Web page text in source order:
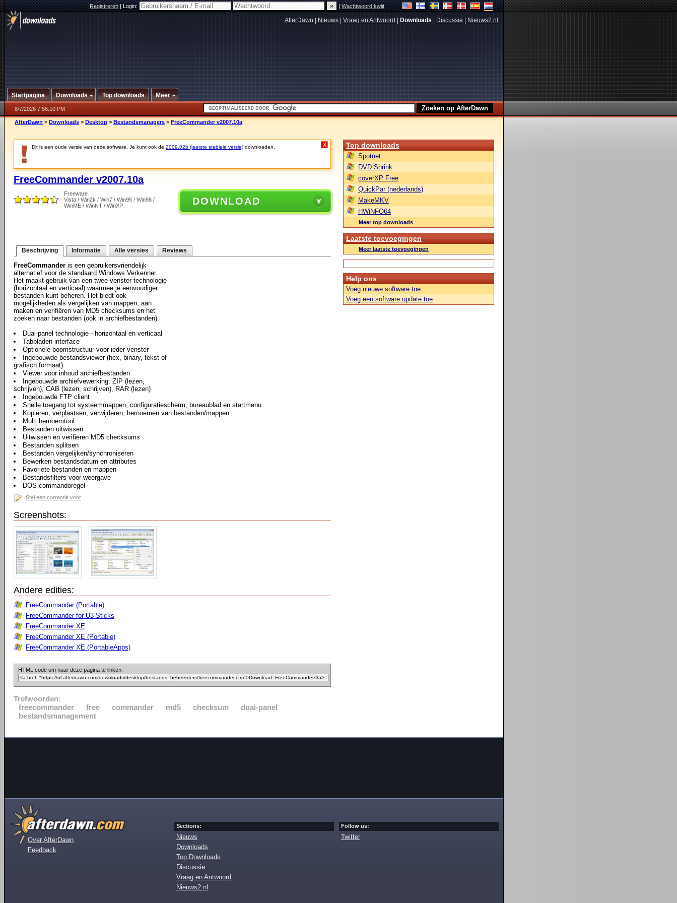
Registreren|Login: |Wachtwoord kwijt
AfterDawn Nieuws Vraag en Antwoord Downloads Discussie Nieuws2.nl
Startpagina Downloads Top downloads Meer
8/7/2026 7:56:10 PM
AfterDawn > Downloads > Desktop > Bestandsmanagers > FreeCommander v2007.10a
Dit is een oude versie van deze software. Je kunt ook de 2009.02b (laatste stabiele versie) downloaden. X
FreeCommander v2007.10a
Freeware
Vista / Win2k / Win7 / Win95 / Win98 /
WinME / WinNT / WinXP
DOWNLOAD
Beschrijving Informatie Alle versies Reviews
FreeCommander is een gebruikersvriendelijk
alternatief voor de standaard Windows Verkenner.
Het maakt gebruik van een twee-venster technologie
(horizontaal en verticaal) waarmee je eenvoudiger
bestanden kunt beheren. Het biedt ook
mogelijkheden als vergelijken van mappen, aan
maken en verifiëren van MD5 checksums en het
zoeken naar bestanden (ook in archiefbestanden).
Dual-panel technologie - horizontaal en verticaal
Tabbladen interface
Optionele boomstructuur voor ieder venster
Ingebouwde bestandsviewer (hex, binary, tekst of
grafisch formaat)
Viewer voor inhoud archiefbestanden
Ingebouwde archiefvewerking: ZIP (lezen,
schrijven), CAB (lezen, schrijven), RAR (lezen)
Ingebouwde FTP client
Snelle toegang tot systeemmappen, configuratiescherm, bureaublad en startmenu
Kopiëren, verplaatsen, verwijderen, hernoemen van bestanden/mappen
Multi hernoemtool
Bestanden uitwissen
Uitwissen en verifiëren MD5 checksums
Bestanden splitsen
Bestanden vergelijken/synchroniseren
Bewerken bestandsdatum en attributes
Favoriete bestanden en mappen
Bestandsfilters voor weergave
DOS commandoregel
Stel een correctie voor
Screenshots:
Andere edities:
FreeCommander (Portable)
FreeCommander for U3-Sticks
FreeCommander XE
FreeCommander XE (Portable)
FreeCommander XE (PortableApps)
HTML code om naar deze pagina te linken:
Trefwoorden:
freecommander
free commander md5 checksum
dual-panel
bestandsmanagement
Top downloads
Spotnet
DVD Shrink
coverXP Free
QuickPar (nederlands)
MakeMKV
HWiNFO64
Meer top downloads
Laatste toevoegingen
Meer laatste toevoegingen
Help ons
Voeg nieuwe software toe
Voeg een software update toe
Over AfterDawn
Feedback
Sections:
Nieuws
Downloads
Top Downloads
Discussie
Vraag en Antwoord
Nieuws2.nl
Follow us:
Twitter